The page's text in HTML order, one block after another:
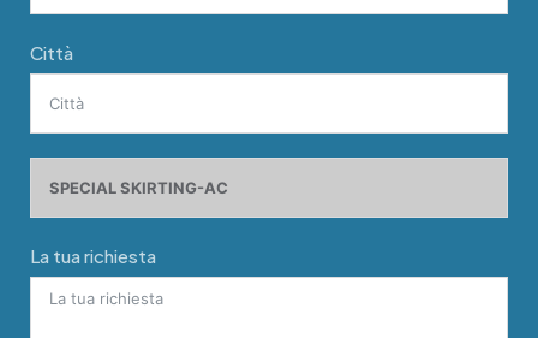
Città
La tua richiesta